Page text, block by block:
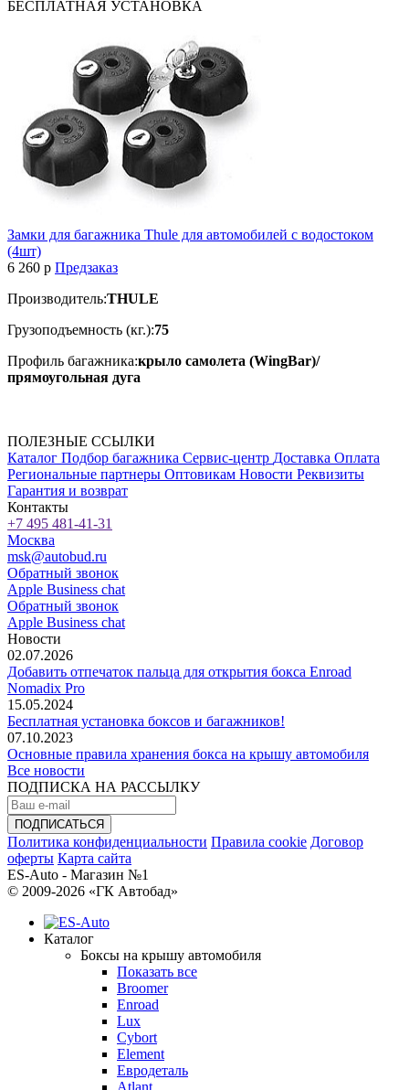
БЕСПЛАТНАЯ УСТАНОВКА
Замки для багажника Thule для автомобилей с водостоком
(4шт)
6 260 p Предзаказ
Производитель:THULE
Грузоподъемность (кг.):75
Профиль багажника:крыло самолета (WingBar)/
прямоугольная дуга
ПОЛЕЗНЫЕ ССЫЛКИ
Каталог Подбор багажника Сервис-центр Доставка Оплата
Региональные партнеры Оптовикам Новости Реквизиты
Гарантия и возврат
Контакты
+7 495 481-41-31
Москва
msk@autobud.ru
Обратный звонок
Apple Business chat
Обратный звонок
Apple Business chat
Новости
02.07.2026
Добавить отпечаток пальца для открытия бокса Enroad
Nomadix Pro
15.05.2024
Бесплатная установка боксов и багажников!
07.10.2023
Основные правила хранения бокса на крышу автомобиля
Все новости
ПОДПИСКА НА РАССЫЛКУ
Политика конфиденциальности Правила cookie Договор
оферты Карта сайта
ES-Auto - Магазин №1
© 2009-2026 «ГК Автобад»
Каталог
Боксы на крышу автомобиля
Показать все
Broomer
Enroad
Lux
Cybort
Element
Евродеталь
Atlant